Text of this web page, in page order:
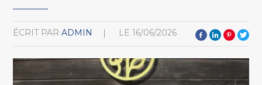
ÉCRIT PAR ADMIN LE 16/06/2026